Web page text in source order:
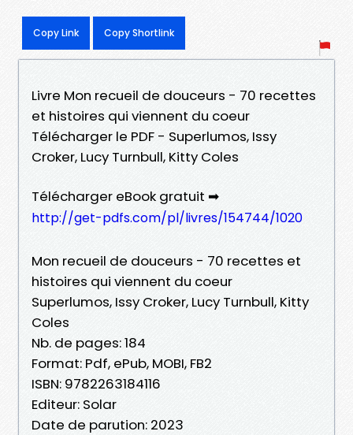
Copy Link Copy Shortlink
Livre Mon recueil de douceurs - 70 recettes
et histoires qui viennent du coeur
Télécharger le PDF - Superlumos, Issy
Croker, Lucy Turnbull, Kitty Coles
Télécharger eBook gratuit ➡
http://get-pdfs.com/pl/livres/154744/1020
Mon recueil de douceurs - 70 recettes et
histoires qui viennent du coeur
Superlumos, Issy Croker, Lucy Turnbull, Kitty
Coles
Nb. de pages: 184
Format: Pdf, ePub, MOBI, FB2
ISBN: 9782263184116
Editeur: Solar
Date de parution: 2023